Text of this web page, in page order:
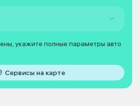
укажите полные параметры авто
Сервисы на карте